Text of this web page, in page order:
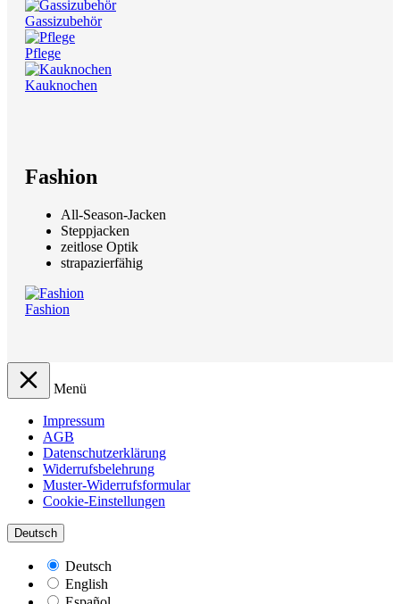
Gassizubehör
Pflege
Kauknochen
Fashion
All-Season-Jacken
Steppjacken
zeitlose Optik
strapazierfähig
Fashion
Menü
Impressum
AGB
Datenschutzerklärung
Widerrufsbelehrung
Muster-Widerrufsformular
Cookie-Einstellungen
Deutsch
Deutsch
English